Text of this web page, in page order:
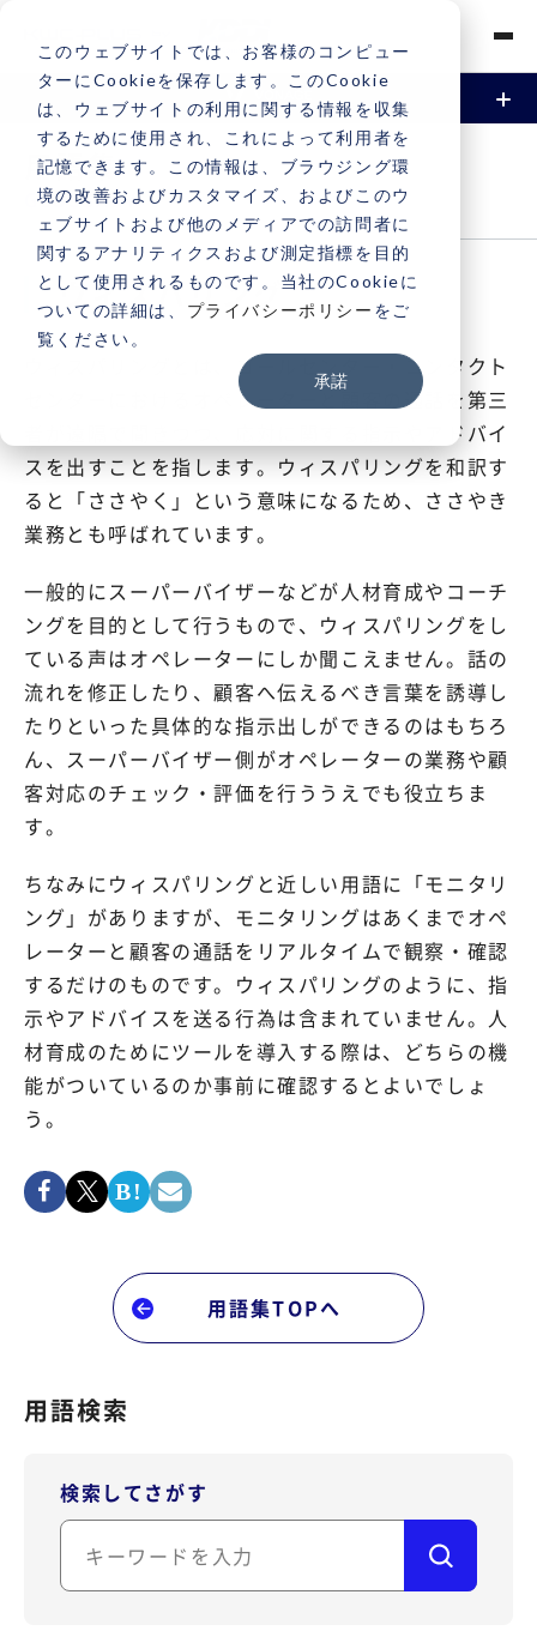
このウェブサイトでは、お客様のコンピュー
ターにCookieを保存します。このCookie
は、ウェブサイトの利用に関する情報を収集
するために使用され、これによって利用者を
記憶できます。この情報は、ブラウジング環
境の改善およびカスタマイズ、およびこのウ
ェブサイトおよび他のメディアでの訪問者に
関するアナリティクスおよび測定指標を目的
として使用されるものです。当社のCookieに
ついての詳細は、 プライバシーポリシー をご
覧ください。
承諾
Vonageとは
機能
電話 / 音声
SMS / メッセージング
認証（2FA / MFA）
SIP Trunking
複数会話
LINEコールPlus
Voice - AI連携
通話フローの構築（AI Studio）
番号ポータビリティ
専用回線
すべての機能
事例
導入事例
料金
契約・支払いについて
電話番号申込と取引時確認について
サポート
サポートについて
サポートサイト（FAQ）
お問い合わせ ご利用中のお客様専用
よくある質問
アカウント作成
ログイン
資料請求 お問い合わせ
用語集
GLOSSARY
ウィスパリング
ウィスパリングとは、コールセンター・コンタクト
センターにおけるオペレーターと顧客の通話を第三
者が遠隔で聞きつつ、応対に関する指示やアドバイ
スを出すことを指します。ウィスパリングを和訳す
ると「ささやく」という意味になるため、ささやき
業務とも呼ばれています。
一般的にスーパーバイザーなどが人材育成やコーチ
ングを目的として行うもので、ウィスパリングをし
ている声はオペレーターにしか聞こえません。話の
流れを修正したり、顧客へ伝えるべき言葉を誘導し
たりといった具体的な指示出しができるのはもちろ
ん、スーパーバイザー側がオペレーターの業務や顧
客対応のチェック・評価を行ううえでも役立ちま
す。
ちなみにウィスパリングと近しい用語に「モニタリ
ング」がありますが、モニタリングはあくまでオペ
レーターと顧客の通話をリアルタイムで観察・確認
するだけのものです。ウィスパリングのように、指
示やアドバイスを送る行為は含まれていません。人
材育成のためにツールを導入する際は、どちらの機
能がついているのか事前に確認するとよいでしょ
う。
用語集TOPへ
用語検索
検索してさがす